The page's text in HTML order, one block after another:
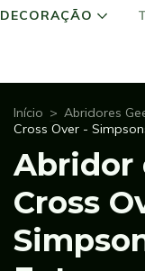
DECORAÇÃO
Início > Abridores
Cross Over -
Abridor
Cross